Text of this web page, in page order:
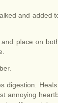
and added
place on
digestion.
annoying